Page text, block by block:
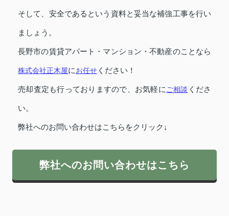
そして、安全であるという資料と妥当な補強工事を行い
ましょう。
長野市の賃貸アパート・マンション・不動産のことなら
株式会社正木屋にお任せ ください！
売却査定も行っておりますので、お気軽にご相談 くださ
い。
弊社へのお問い合わせはこちらをクリック↓
弊社へのお問い合わせはこちら